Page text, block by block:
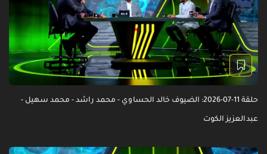
حلقة 11-07-2026: الضيوف خالد الحساوي - محمد راشد - محمد سهيل -
عبدالعزيز الكوت